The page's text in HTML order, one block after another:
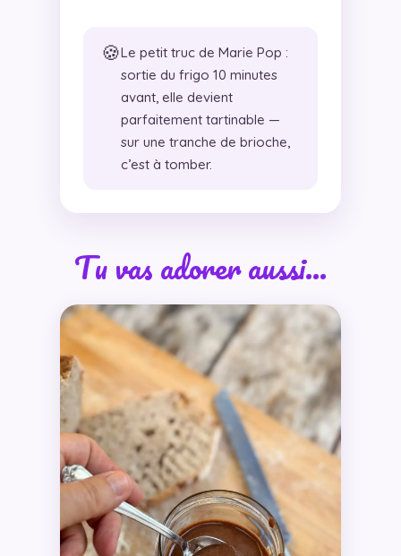
🍪Le petit truc de Marie Pop :
sortie du frigo 10 minutes
avant, elle devient
parfaitement tartinable —
sur une tranche de brioche,
c’est à tomber.
Tu vas adorer aussi…